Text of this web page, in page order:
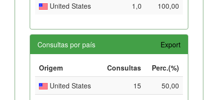
United States
1,0 100,00
Consultas por país Export
Origem Consultas
Perc.(%)
United States
15
50,00